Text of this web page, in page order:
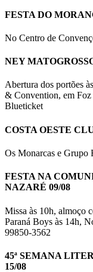
FESTA DO
No Centro de
NEY
Abertura dos portões
& Convention, em Foz
Blueticket
COSTA OESTE
Os Monarcas e Grupo
FESTA NA
NAZARÉ 09/08
Missa às 10h, almoço
Paraná Boys às 14h,
99850-3562
45ª SEMANA
15/08